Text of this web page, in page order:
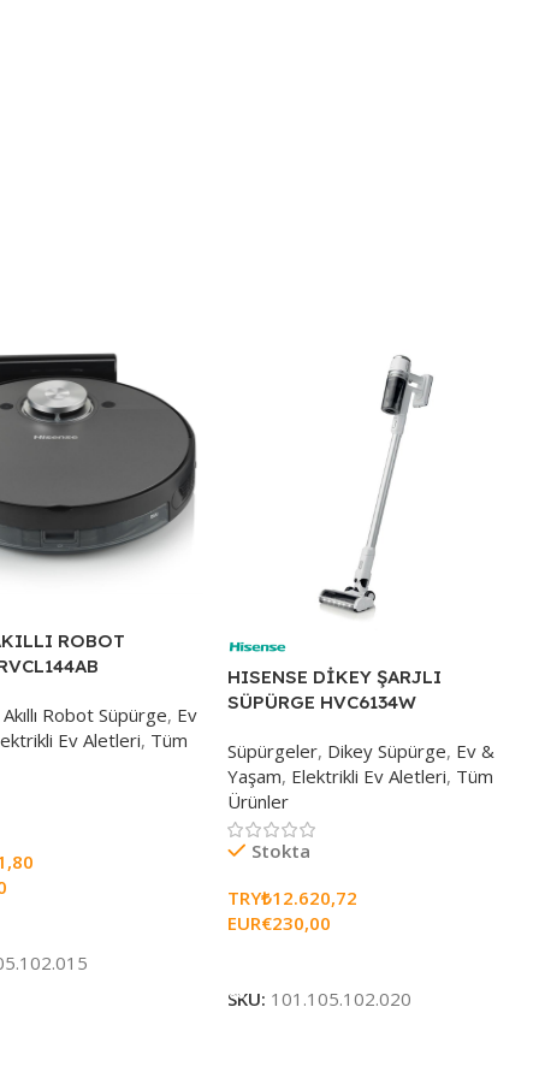
ROBOT
Akıllı Robot Süpürge, Ev
Ev Aletleri, Tüm
HISENSE DİKEY ŞARJLI
SÜPÜRGE HVC6134W
Süpürgeler, Dikey Süpürge, Ev &
Yaşam, Elektrikli Ev Aletleri, Tüm
Ürünler
Stokta
TRY₺12.620,72
EUR€230,00
SKU: 101.105.102.020